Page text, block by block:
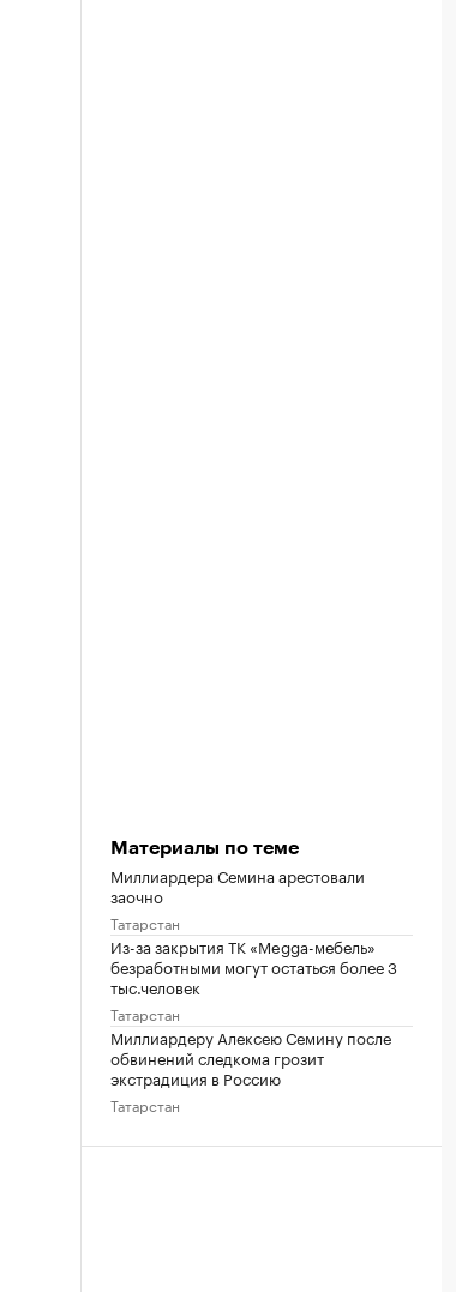
Материалы по теме
Миллиардера Семина арестовали
заочно
Татарстан
Из-за закрытия ТК «Megga-мебель»
безработными могут остаться более 3
тыс.человек
Татарстан
Миллиардеру Алексею Семину после
обвинений следкома грозит
экстрадиция в Россию
Татарстан